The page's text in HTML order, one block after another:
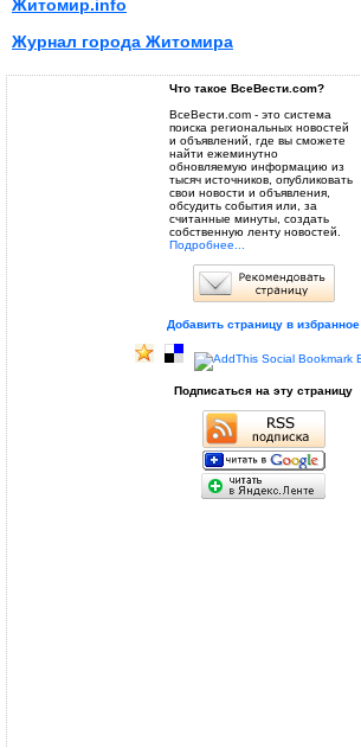
Житомир.info
Журнал города Житомира
Что такое ВсеВести.com?
ВсеВести.com - это система
поиска региональных новостей
и объявлений, где вы сможете
найти ежеминутно
обновляемую информацию из
тысяч источников, опубликовать
свои новости и объявления,
обсудить события или, за
считанные минуты, создать
собственную ленту новостей.
Подробнее...
Добавить страницу в избранное
Подписаться на эту страницу